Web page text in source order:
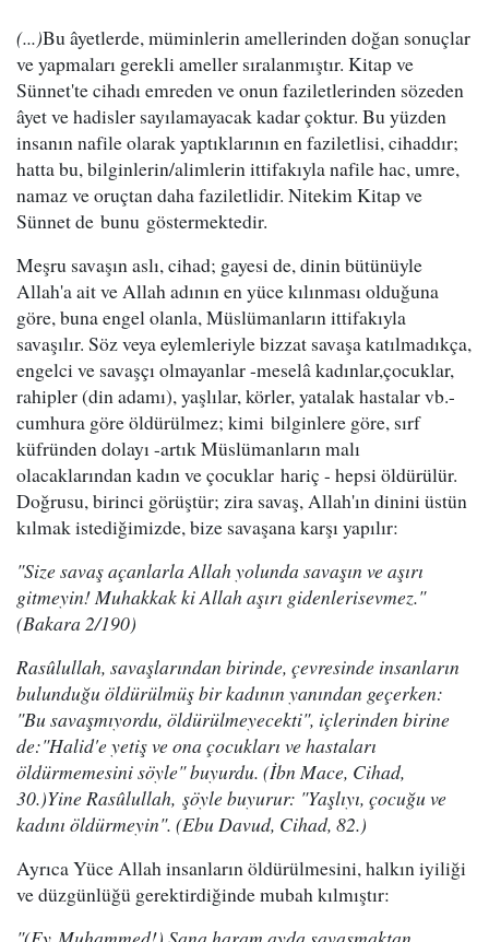
(...)Bu âyetlerde, müminlerin amellerinden doğan sonuçlar
ve yapmaları gerekli ameller sıralanmıştır. Kitap ve
Sünnet'te cihadı emreden ve onun faziletlerinden sözeden
âyet ve hadisler sayılamayacak kadar çoktur. Bu yüzden
insanın nafile olarak yaptıklarının en faziletlisi, cihaddır;
hatta bu, bilginlerin/alimlerin ittifakıyla nafile hac, umre,
namaz ve oruçtan daha faziletlidir. Nitekim Kitap ve
Sünnet de bunu göstermektedir.
Meşru savaşın aslı, cihad; gayesi de, dinin bütünüyle
Allah'a ait ve Allah adının en yüce kılınması olduğuna
göre, buna engel olanla, Müslümanların ittifakıyla
savaşılır. Söz veya eylemleriyle bizzat savaşa katılmadıkça,
engelci ve savaşçı olmayanlar -meselâ kadınlar,çocuklar,
rahipler (din adamı), yaşlılar, körler, yatalak hastalar vb.-
cumhura göre öldürülmez; kimi bilginlere göre, sırf
küfründen dolayı -artık Müslümanların malı
olacaklarından kadın ve çocuklar hariç - hepsi öldürülür.
Doğrusu, birinci görüştür; zira savaş, Allah'ın dinini üstün
kılmak istediğimizde, bize savaşana karşı yapılır:
"Size savaş açanlarla Allah yolunda savaşın ve aşırı
gitmeyin! Muhakkak ki Allah aşırı gidenlerisevmez."
(Bakara 2/190)
Rasûlullah, savaşlarından birinde, çevresinde insanların
bulunduğu öldürülmüş bir kadının yanından geçerken:
"Bu savaşmıyordu, öldürülmeyecekti", içlerinden birine
de:"Halid'e yetiş ve ona çocukları ve hastaları
öldürmemesini söyle" buyurdu. (İbn Mace, Cihad,
30.)Yine Rasûlullah, şöyle buyurur: "Yaşlıyı, çocuğu ve
kadını öldürmeyin". (Ebu Davud, Cihad, 82.)
Ayrıca Yüce Allah insanların öldürülmesini, halkın iyiliği
ve düzgünlüğü gerektirdiğinde mubah kılmıştır: